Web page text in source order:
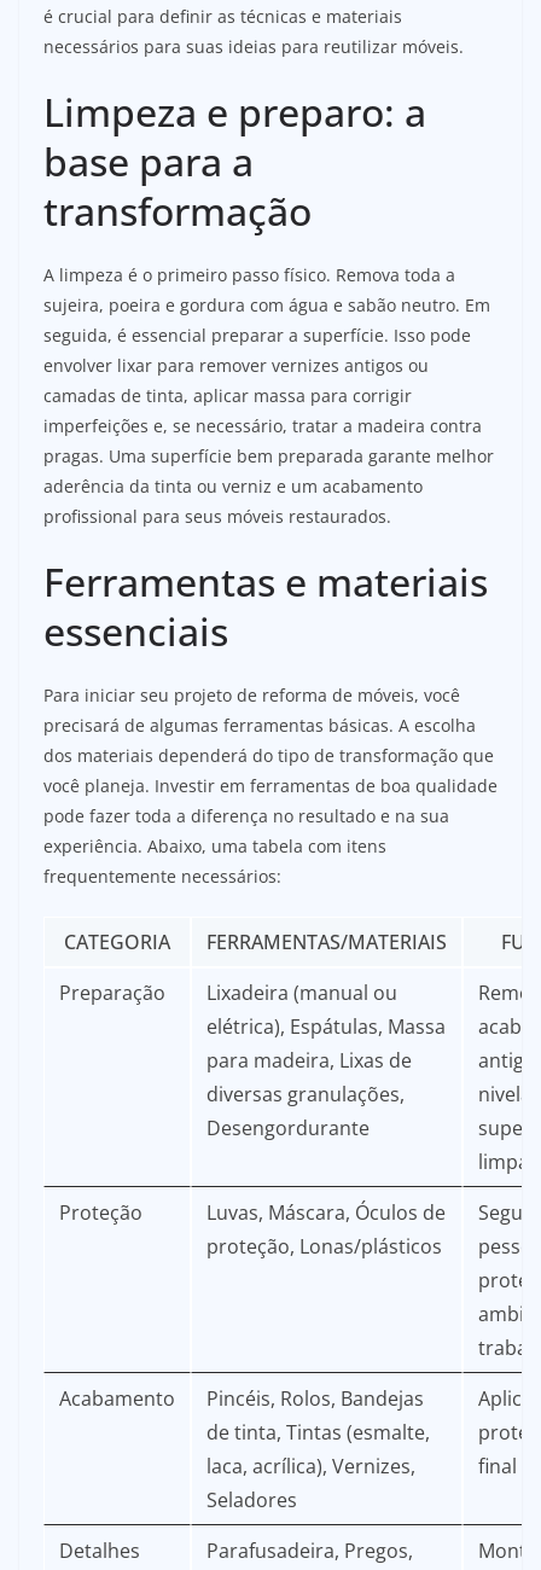
é crucial para definir as técnicas e materiais
necessários para suas ideias para reutilizar móveis.
Limpeza e preparo: a
base para a
transformação
A limpeza é o primeiro passo físico. Remova toda a
sujeira, poeira e gordura com água e sabão neutro. Em
seguida, é essencial preparar a superfície. Isso pode
envolver lixar para remover vernizes antigos ou
camadas de tinta, aplicar massa para corrigir
imperfeições e, se necessário, tratar a madeira contra
pragas. Uma superfície bem preparada garante melhor
aderência da tinta ou verniz e um acabamento
profissional para seus móveis restaurados.
Ferramentas e materiais
essenciais
Para iniciar seu projeto de reforma de móveis, você
precisará de algumas ferramentas básicas. A escolha
dos materiais dependerá do tipo de transformação que
você planeja. Investir em ferramentas de boa qualidade
pode fazer toda a diferença no resultado e na sua
experiência. Abaixo, uma tabela com itens
frequentemente necessários:
CATEGORIA FERRAMENTAS/MATERIAIS
Preparação
Lixadeira (manual ou
elétrica), Espátulas, Massa
para madeira, Lixas de
diversas granulações,
Desengordurante
nivelar
limpar
Proteção
Luvas, Máscara, Óculos de
proteção, Lonas/plásticos
Acabamento
Pincéis, Rolos, Bandejas
de tinta, Tintas (esmalte,
laca, acrílica), Vernizes,
Seladores
final
Detalhes
Parafusadeira, Pregos,